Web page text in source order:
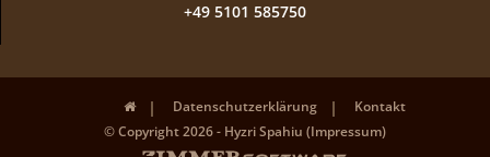
+49 5101 585750
Datenschutzerklärung
Kontakt
© Copyright 2026 - Hyzri Spahiu (Impressum)